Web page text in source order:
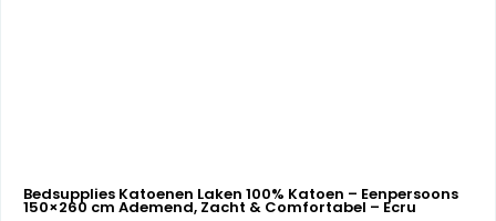
Bedsupplies Katoenen Laken 100% Katoen – Eenpersoons
150×260 cm Ademend, Zacht & Comfortabel – Ecru